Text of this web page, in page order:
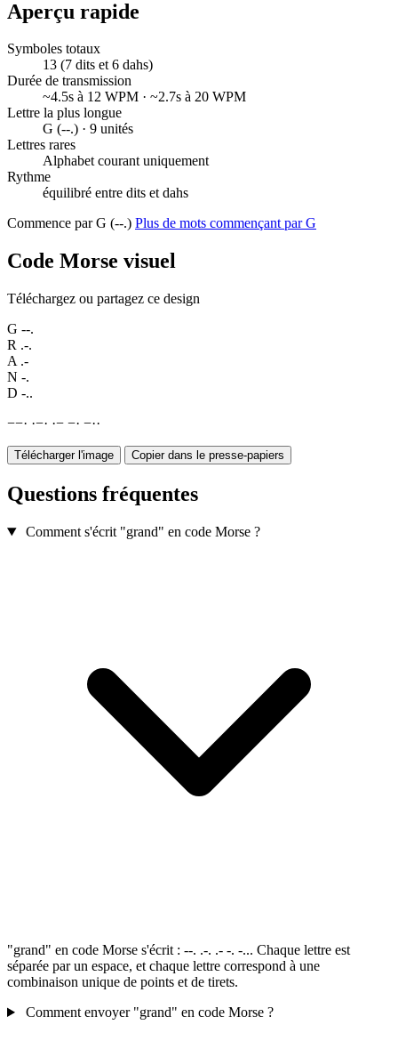
Aperçu rapide
Symboles totaux
13 (7 dits et 6 dahs)
Durée de transmission
~4.5s à 12 WPM · ~2.7s à 20 WPM
Lettre la plus longue
G (--.) · 9 unités
Lettres rares
Alphabet courant uniquement
Rythme
équilibré entre dits et dahs
Commence par G (--.) Plus de mots commençant par G
Code Morse visuel
Téléchargez ou partagez ce design
G --.
R .-.
A .-
N -.
D -..
−−· ·−· ·− −· −··
Télécharger l'image Copier dans le presse-papiers
Questions fréquentes
Comment s'écrit "grand" en code Morse ?
"grand" en code Morse s'écrit : --. .-. .- -. -... Chaque lettre est
séparée par un espace, et chaque lettre correspond à une
combinaison unique de points et de tirets.
Comment envoyer "grand" en code Morse ?